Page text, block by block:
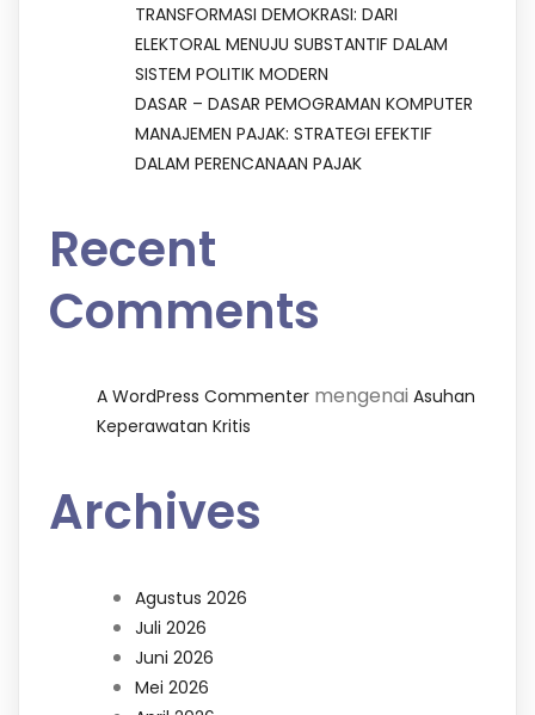
TRANSFORMASI DEMOKRASI: DARI
ELEKTORAL MENUJU SUBSTANTIF DALAM
SISTEM POLITIK MODERN
DASAR – DASAR PEMOGRAMAN KOMPUTER
MANAJEMEN PAJAK: STRATEGI EFEKTIF
DALAM PERENCANAAN PAJAK
Recent
Comments
A WordPress Commenter mengenai Asuhan
Keperawatan Kritis
Archives
Agustus 2026
Juli 2026
Juni 2026
Mei 2026